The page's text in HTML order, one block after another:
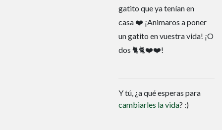
gatito que ya tenían en
casa ❤️ ¡Animaros a poner
un gatito en vuestra vida! ¡O
dos 🐈🐈❤️❤️!
Y tú, ¿a qué esperas para
cambiarles la vida? :)